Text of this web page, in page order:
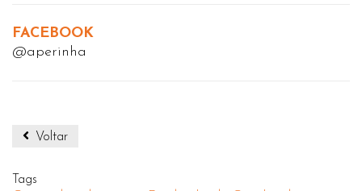
FACEBOOK
@aperinha
Voltar
Tags